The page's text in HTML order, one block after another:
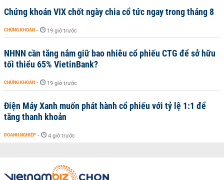
Chứng khoán VIX chốt ngày chia cổ tức ngay trong tháng 8
CHỨNG KHOÁN - 19 giờ trước
NHNN cần tăng nắm giữ bao nhiêu cổ phiếu CTG để sở hữu
tối thiểu 65% VietinBank?
CHỨNG KHOÁN - 19 giờ trước
Điện Máy Xanh muốn phát hành cổ phiếu với tỷ lệ 1:1 để
tăng thanh khoản
DOANH NGHIỆP - 4 giờ trước